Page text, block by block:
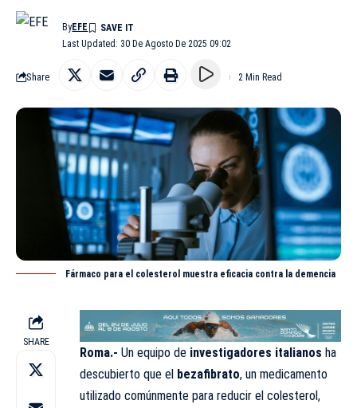
Last Updated: 30 De Agosto De 2025 09:02
ByEFE
Share 2 Min Read
Fármaco para el colesterol muestra eficacia contra la demencia
SHARE
Roma.- Un equipo de investigadores italianos ha
descubierto que el bezafibrato, un medicamento
utilizado comúnmente para reducir el colesterol,